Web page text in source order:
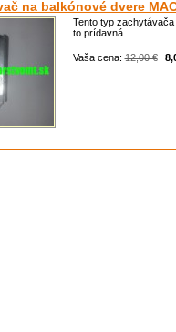
na balkónové dvere
Tento typ
to prídavná...
Vaša cena:12,00 €